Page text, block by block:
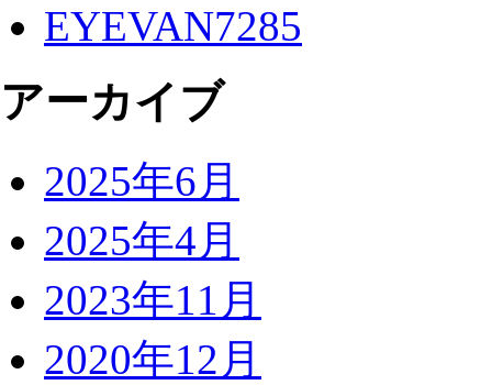
EYEVAN7285
アーカイブ
2025年6月
2025年4月
2023年11月
2020年12月